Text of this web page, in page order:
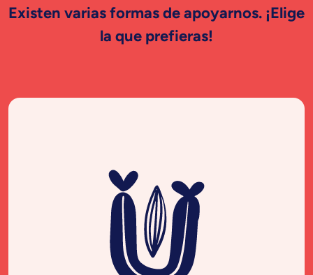
Existen varias formas de apoyarnos. ¡Elige
la que prefieras!